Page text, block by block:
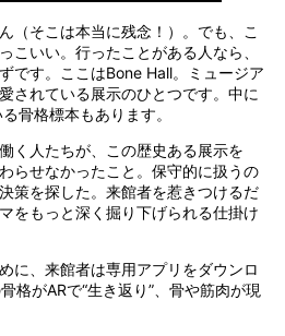
（そこは本当に残念！）。でも、こ
こいい。行ったことがある人なら、
です。ここはBone Hall。ミュージア
されている展示のひとつです。中に
骨格標本もあります。
く人たちが、この歴史ある展示を
らせなかったこと。保守的に扱うの
策を探した。来館者を惹きつけるだ
をもっと深く掘り下げられる仕掛け
に、来館者は専用アプリをダウンロ
格がARで“生き返り”、骨や筋肉が現